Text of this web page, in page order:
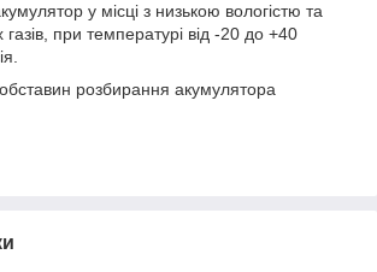
у місці з низькою вологістю та
газів, при температурі від -20 до +40
розбирання акумулятора